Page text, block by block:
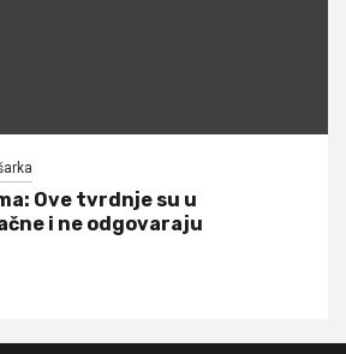
​Ove tvrdnje su u
i ne odgovaraju